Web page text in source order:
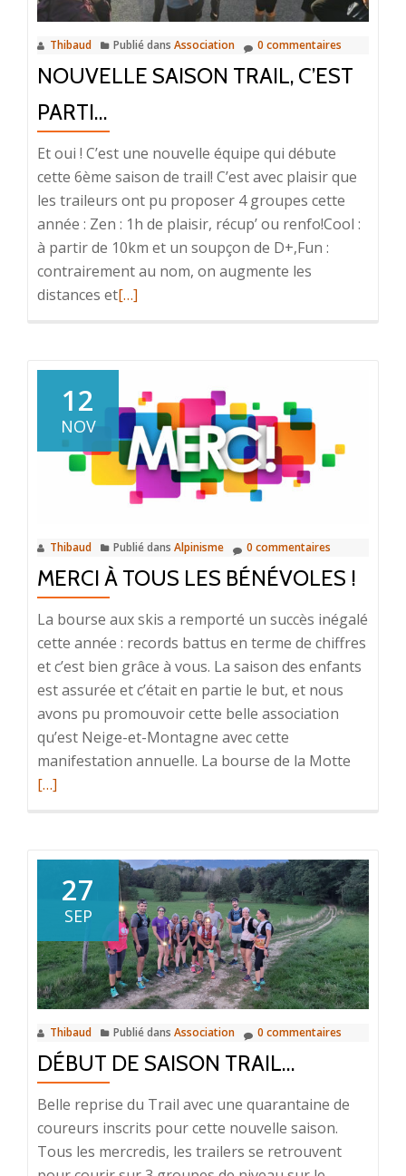
Thibaud Publié dans Association 0 commentaires
NOUVELLE SAISON TRAIL, C’EST
PARTI…
Et oui ! C’est une nouvelle équipe qui débute
cette 6ème saison de trail! C’est avec plaisir que
les traileurs ont pu proposer 4 groupes cette
année : Zen : 1h de plaisir, récup’ ou renfo!Cool :
à partir de 10km et un soupçon de D+,Fun :
contrairement au nom, on augmente les
distances etEn
saison
Trail,
c’est
parti…
[…]
12
NOV
Thibaud Publié dans Alpinisme 0 commentaires
MERCI À TOUS LES BÉNÉVOLES !
La bourse aux skis a remporté un succès inégalé
cette année : records battus en terme de chiffres
et c’est bien grâce à vous. La saison des enfants
est assurée et c’était en partie le but, et nous
avons pu promouvoir cette belle association
qu’est Neige-et-Montagne avec cette
manifestation annuelle. La bourse de la Motte
à
tous
les
!
[…]
27
SEP
Thibaud Publié dans Association 0 commentaires
DÉBUT DE SAISON TRAIL…
Belle reprise du Trail avec une quarantaine de
coureurs inscrits pour cette nouvelle saison.
Tous les mercredis, les trailers se retrouvent